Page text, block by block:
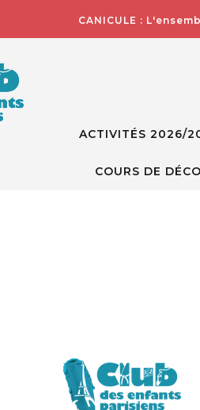
CANICULE :
ACTIVITÉS 2026/
COURS DE